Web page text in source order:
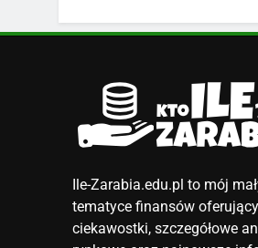
Ile-Zarabia.edu.pl to mój
tematyce finansów oferujący
ciekawostki, szczegółowe